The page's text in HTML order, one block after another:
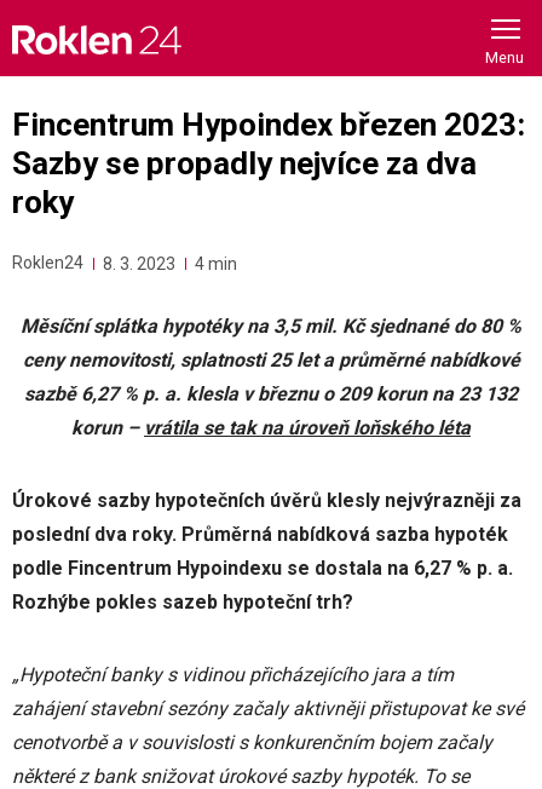
content
Fincentrum Hypoindex březen 2023:
Sazby se propadly nejvíce za dva
roky
Roklen24 8. 3. 2023 4 min
Měsíční splátka hypotéky na 3,5 mil. Kč sjednané do 80 %
ceny nemovitosti, splatnosti 25 let a průměrné nabídkové
sazbě 6,27 % p. a. klesla v březnu o 209 korun na 23 132
korun – vrátila se tak na úroveň loňského léta
Úrokové sazby hypotečních úvěrů klesly nejvýrazněji za
poslední dva roky. Průměrná nabídková sazba hypoték
podle Fincentrum Hypoindexu se dostala na 6,27 % p. a.
Rozhýbe pokles sazeb hypoteční trh?
„Hypoteční banky s vidinou přicházejícího jara a tím
zahájení stavební sezóny začaly aktivněji přistupovat ke své
cenotvorbě a v souvislosti s konkurenčním bojem začaly
některé z bank snižovat úrokové sazby hypoték. To se